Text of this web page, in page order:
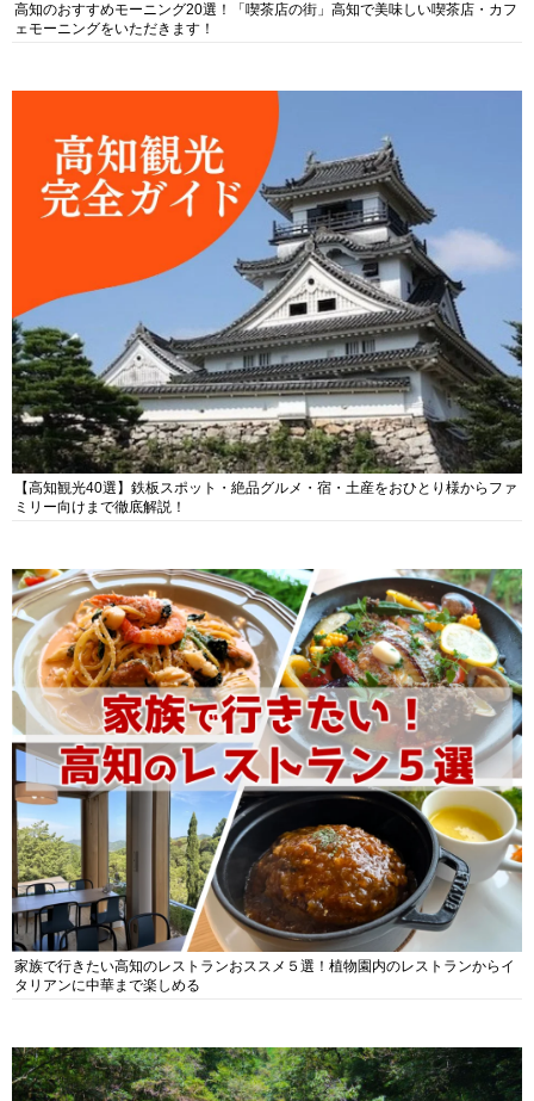
高知のおすすめモーニング20選！「喫茶店の街」高知で美味しい喫茶店・カフ
ェモーニングをいただきます！
【高知観光40選】鉄板スポット・絶品グルメ・宿・土産をおひとり様からファ
ミリー向けまで徹底解説！
家族で行きたい高知のレストランおススメ５選！植物園内のレストランからイ
タリアンに中華まで楽しめる